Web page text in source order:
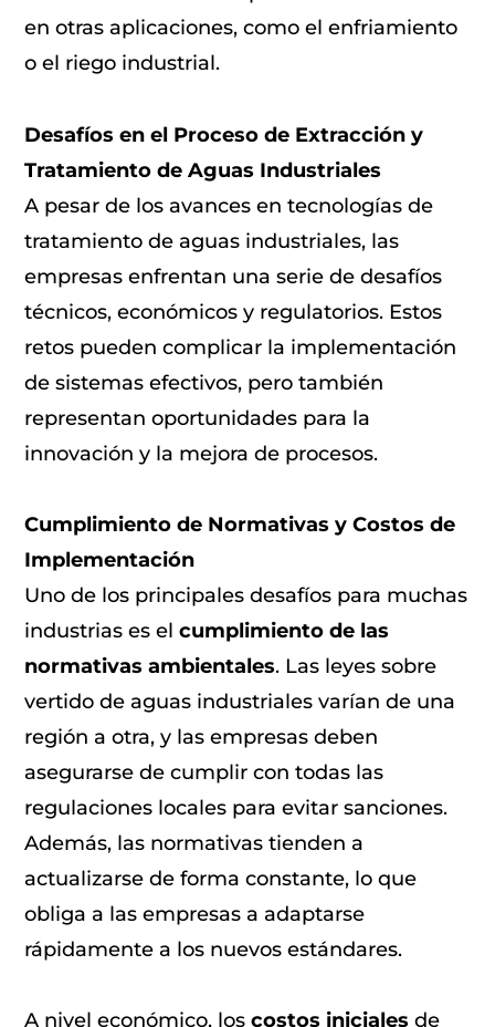
en otras aplicaciones, como el enfriamiento
o el riego industrial.
Desafíos en el Proceso de Extracción y
Tratamiento de Aguas Industriales
A pesar de los avances en tecnologías de
tratamiento de aguas industriales, las
empresas enfrentan una serie de desafíos
técnicos, económicos y regulatorios. Estos
retos pueden complicar la implementación
de sistemas efectivos, pero también
representan oportunidades para la
innovación y la mejora de procesos.
Cumplimiento de Normativas y Costos de
Implementación
Uno de los principales desafíos para muchas
industrias es elcumplimiento de las
normativas ambientales. Las leyes sobre
vertido de aguas industriales varían de una
región a otra, y las empresas deben
asegurarse de cumplir con todas las
regulaciones locales para evitar sanciones.
Además, las normativas tienden a
actualizarse de forma constante, lo que
obliga a las empresas a adaptarse
rápidamente a los nuevos estándares.
A nivel económico, loscostos iniciales de